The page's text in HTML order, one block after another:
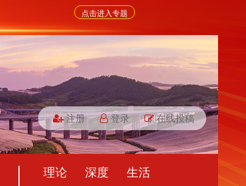
点击进入专题
注册 登录 在线投稿
理论 深度
生活